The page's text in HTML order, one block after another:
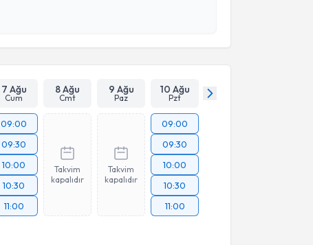
Takvim Talebini Gönder
7 Ağu
Cum
8 Ağu
Cmt
9 Ağu
Paz
10 Ağu
Pzt
09:00
09:30
10:00
10:30
11:00
Takvim
kapalıdır
Takvim
kapalıdır
09:00
09:30
10:00
10:30
11:00